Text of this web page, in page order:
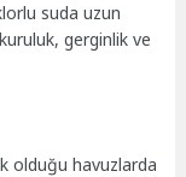
suda uzun
gerginlik ve
olduğu havuzlarda